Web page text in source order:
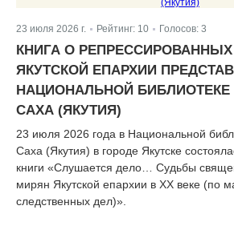
23 июля 2026 г. Рейтинг: 10 Голосов: 3
КНИГА О
ЯКУТСКОЙ ЕПАРХИИ
НАЦИОНАЛЬНОЙ БИБЛИОТЕКЕ
САХА (ЯКУТИЯ)
23 июля 2026 года в Национальной
Саха (Якутия) в городе Якутске
книги «Слушается дело… Судьбы
мирян Якутской епархии в XX веке (по
следственных дел)».